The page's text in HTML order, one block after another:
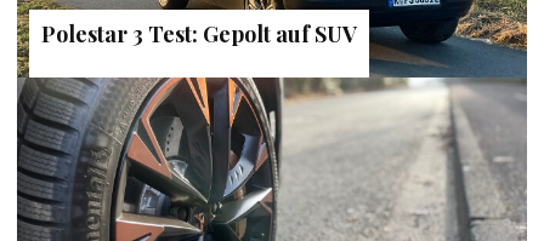
Polestar 3 Test: Gepolt auf SUV